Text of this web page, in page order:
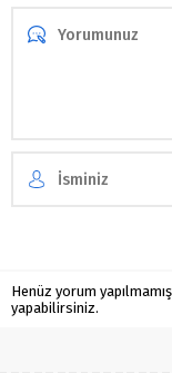
Henüz yorum
yapabilirsiniz.